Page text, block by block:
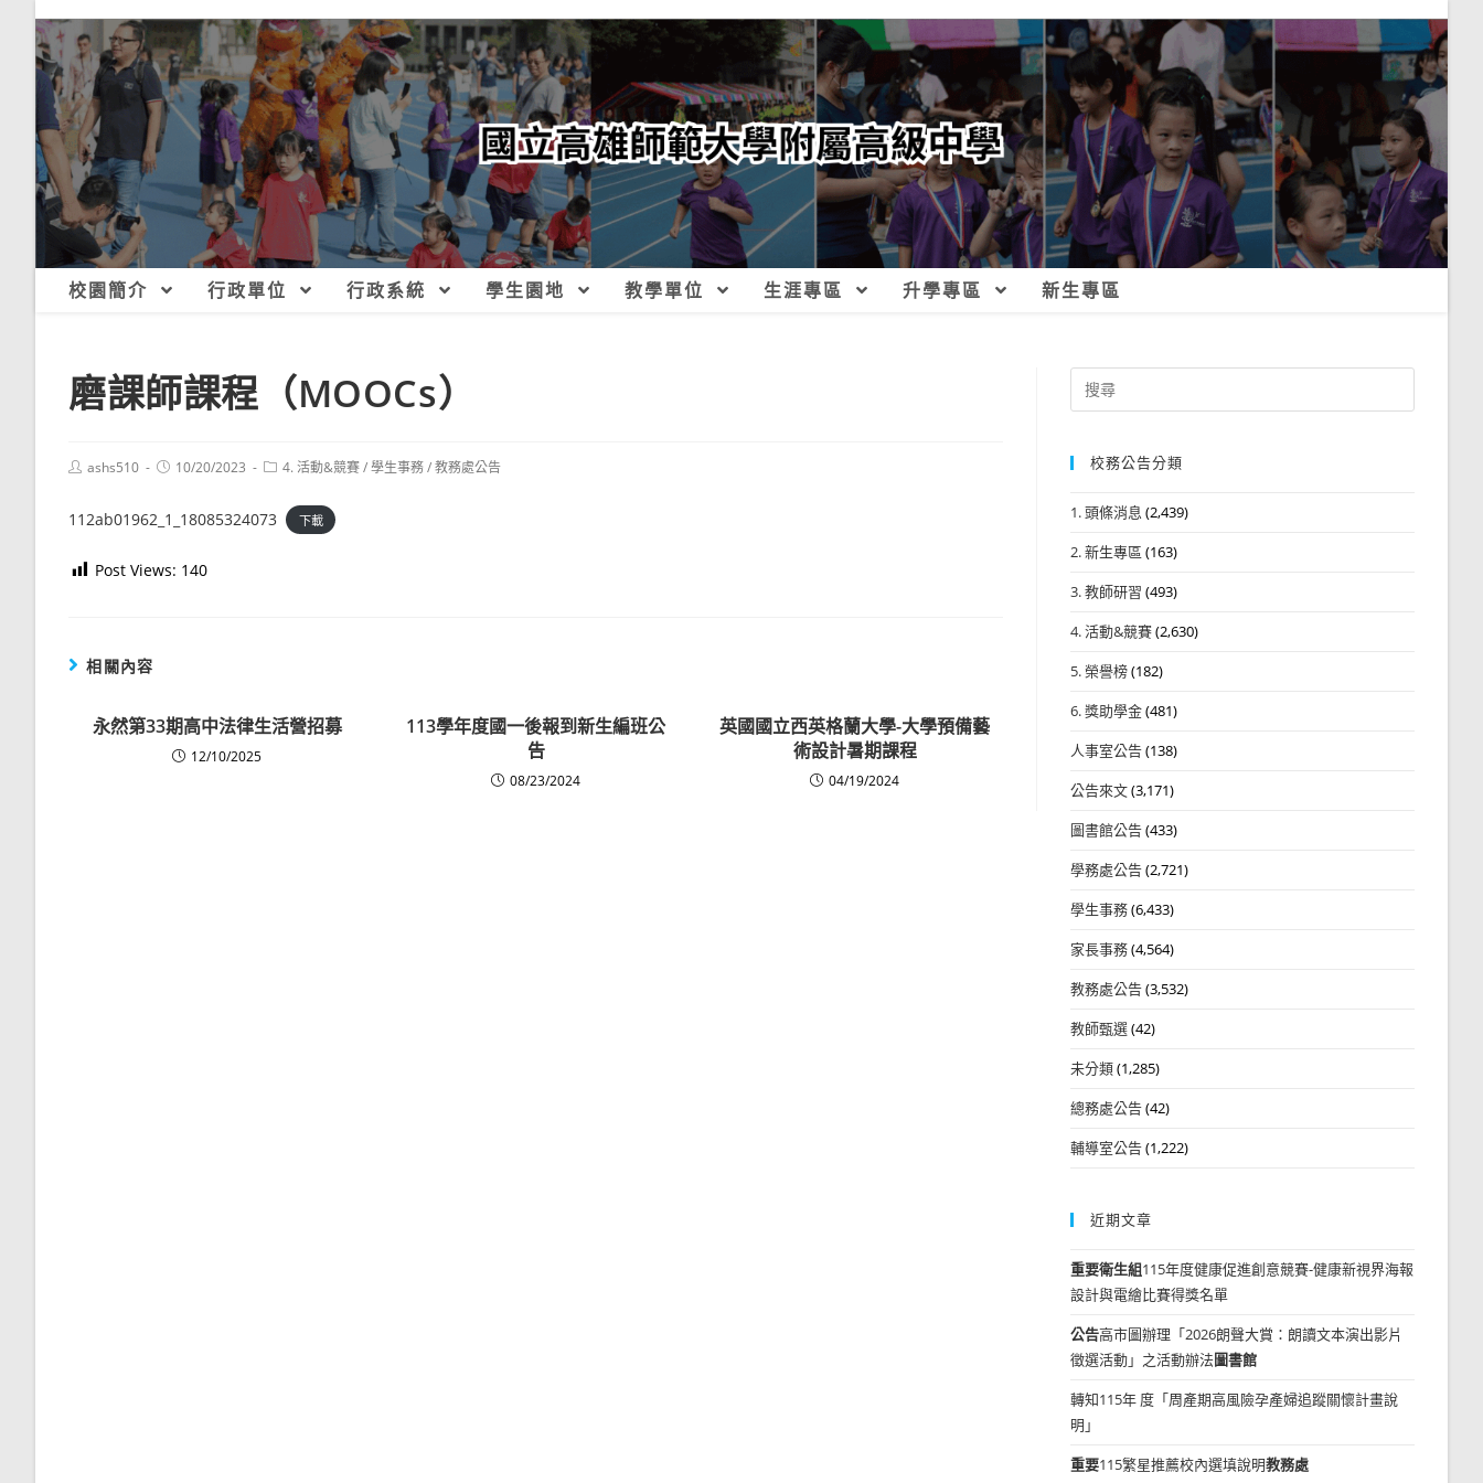
校園簡介 行政單位 行政系統 學生園地 教學單位 生涯專區 升學專區 新生專區
磨課師課程（MOOCs）
Postashs510
Post10/20/2023
Post4. 活動&競賽/學生事務/教務處公告
112ab01962_1_18085324073 下載
Post Views: 140
相關內容
永然第33期高中法律生活營招募
12/10/2025
113學年度國一後報到新生編班公
告
08/23/2024
英國國立西英格蘭大學-大學預備藝
術設計暑期課程
04/19/2024
Search
for:
校務公告分類
1. 頭條消息 (2,439)
2. 新生專區 (163)
3. 教師研習 (493)
4. 活動&競賽(2,630)
5. 榮譽榜(182)
6. 獎助學金(481)
人事室公告(138)
公告來文(3,171)
圖書館公告(433)
學務處公告(2,721)
學生事務(6,433)
家長事務(4,564)
教務處公告(3,532)
教師甄選(42)
未分類(1,285)
總務處公告(42)
輔導室公告(1,222)
近期文章
重要衛生組115年度健康促進創意競賽-健康新視界海報
設計與電繪比賽得獎名單
公告高市圖辦理「2026朗聲大賞：朗讀文本演出影片
徵選活動」之活動辦法圖書館
轉知115年 度「周產期高風險孕產婦追蹤關懷計畫說
明」
重要115繁星推薦校內選填說明教務處